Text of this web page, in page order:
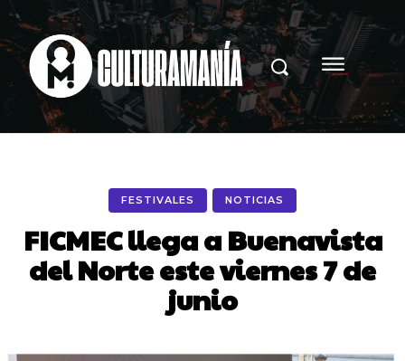
FESTIVALES NOTICIAS
FICMEC llega a Buenavista
del Norte este viernes 7 de
junio